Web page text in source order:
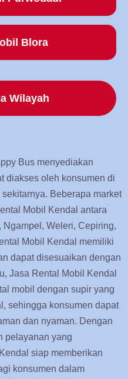
Blora
Wilayah
Bus menyediakan
diakses oleh konsumen di
Beberapa market
Mobil Kendal antara
Ngampel, Weleri, Cepiring,
Mobil Kendal memiliki
dapat disesuaikan dengan
Jasa Rental Mobil Kendal
mobil dengan supir yang
sehingga konsumen dapat
dan nyaman. Dengan
pelayanan yang
siap memberikan
konsumen dalam